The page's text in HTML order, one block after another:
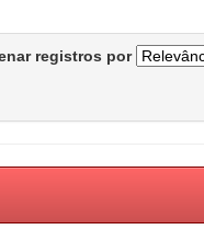
registros por